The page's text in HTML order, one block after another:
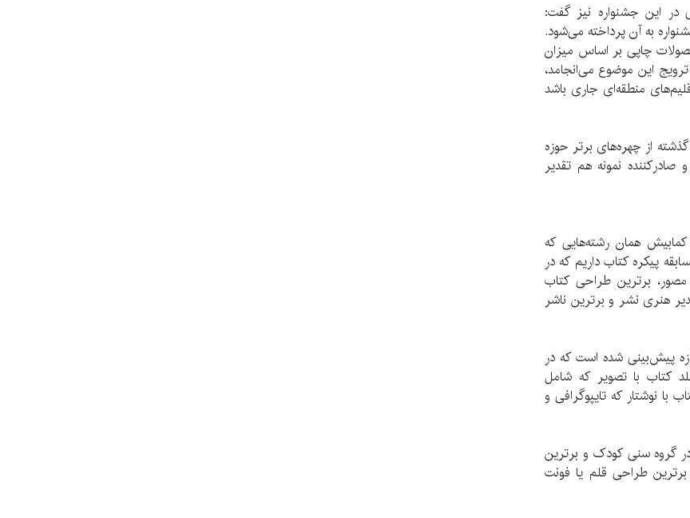
این جشنواره نیز گفت:
به آن پرداخته می‌شود.
چاپی بر اساس میزان
این موضوع می‌انجامد،
منطقه‌ای جاری باشد
از چهره‌های برتر حوزه
نمونه هم تقدیر
همان رشته‌هایی که
پیکره کتاب داریم که در
برترین طراحی کتاب
هنری نشر و برترین ناشر
پیش‌بینی شده است که در
کتاب با تصویر که شامل
نوشتار که تایپوگرافی و
گروه سنی کودک و برترین
طراحی قلم یا فونت